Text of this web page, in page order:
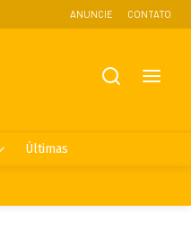
ANUNCIE CONTATO
Últimas